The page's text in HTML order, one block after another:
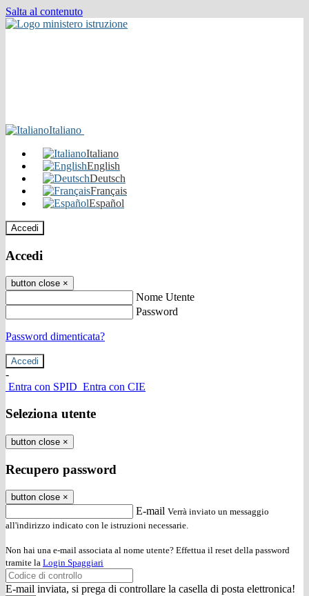
Salta al contenuto
Italiano
Italiano
English
Deutsch
Français
Español
Accedi
Accedi
button close ×
Nome Utente
Password
Password dimenticata?
-
Entra con SPID Entra con CIE
Seleziona utente
button close ×
Recupero password
button close ×
E-mail Verrà inviato un messaggio
all'indirizzo indicato con le istruzioni necessarie.
Non hai una e-mail associata al nome utente? Effettua il reset della password
tramite la Login Spaggiari
E-mail inviata, si prega di controllare la casella di posta elettronica!